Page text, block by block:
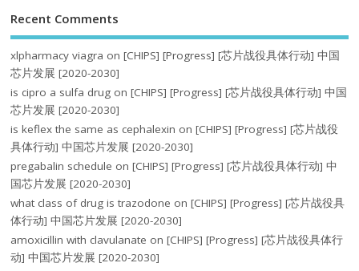
Recent Comments
xlpharmacy viagra on[CHIPS] [Progress] [芯片战役具体行动] 中国
芯片发展 [2020-2030]
is cipro a sulfa drug on[CHIPS] [Progress] [芯片战役具体行动] 中国
芯片发展 [2020-2030]
is keflex the same as cephalexin on[CHIPS] [Progress] [芯片战役
具体行动] 中国芯片发展 [2020-2030]
pregabalin schedule on[CHIPS] [Progress] [芯片战役具体行动] 中
国芯片发展 [2020-2030]
what class of drug is trazodone on[CHIPS] [Progress] [芯片战役具
体行动] 中国芯片发展 [2020-2030]
amoxicillin with clavulanate on[CHIPS] [Progress] [芯片战役具体行
动] 中国芯片发展 [2020-2030]